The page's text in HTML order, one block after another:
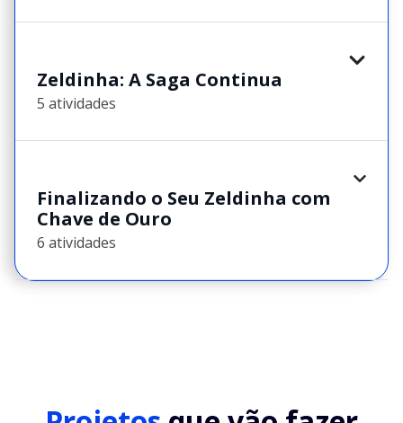
Zeldinha: A Saga Continua
5 atividades
Finalizando o Seu Zeldinha com
Chave de Ouro
6 atividades